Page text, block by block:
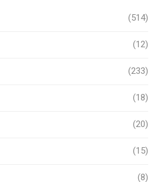
(514)
(12)
(233)
(18)
(20)
(15)
(8)